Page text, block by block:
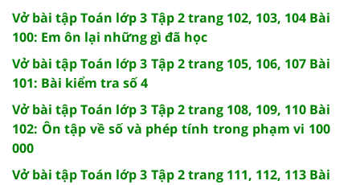
Vở bài tập Toán lớp 3 Tập 2 trang 102, 103, 104 Bài
100: Em ôn lại những gì đã học
Vở bài tập Toán lớp 3 Tập 2 trang 105, 106, 107 Bài
101: Bài kiểm tra số 4
Vở bài tập Toán lớp 3 Tập 2 trang 108, 109, 110 Bài
102: Ôn tập về số và phép tính trong phạm vi 100
000
Vở bài tập Toán lớp 3 Tập 2 trang 111, 112, 113 Bài